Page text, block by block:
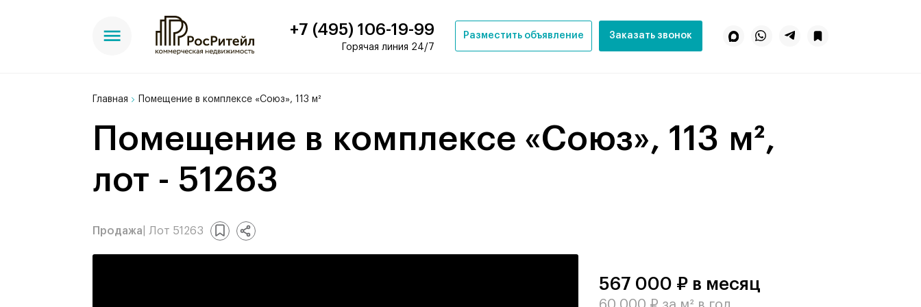
+7 (495) 106-19-99
Горячая линия 24/7
Разместить объявление Заказать звонок
Главная Помещение в комплексе «Союз», 113 м²
Помещение в комплексе «Союз», 113 м²,
лот - 51263
Продажа | Лот 51263
567 000 ₽ в месяц